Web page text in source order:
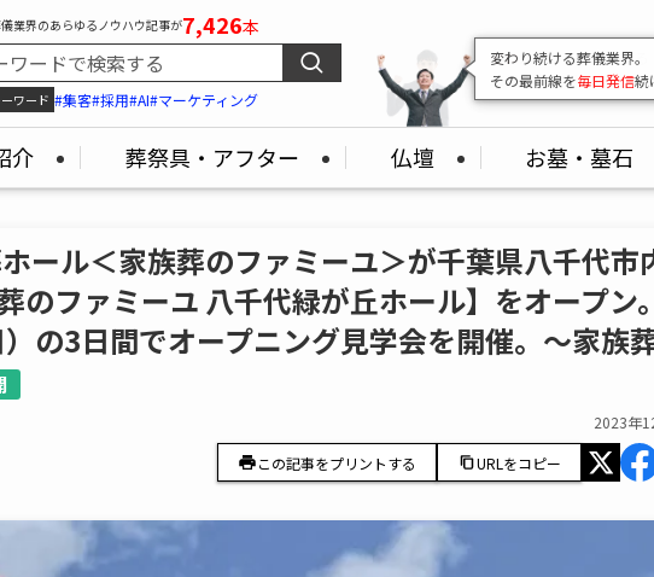
業界のあらゆるノウハウ記事が7,426本
ワード #集客#採用#AI#マーケティング
変わり続ける葬儀業界。
その最前線を毎日発信続
介 葬祭具・アフター 仏壇 お墓・墓石
ホール＜家族葬のファミーユ＞が千葉県八千代市
のファミーユ 八千代緑が丘ホール】をオープン。
の3日間でオープニング見学会を開催。～家族
2023年
この記事をプリントする
URLをコピー